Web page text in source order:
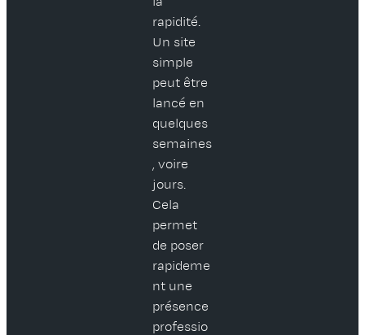
rapidité.
Un site
simple
peut être
lancé en
quelques
semaines
, voire
jours.
Cela
permet
de poser
rapideme
nt une
présence
professio